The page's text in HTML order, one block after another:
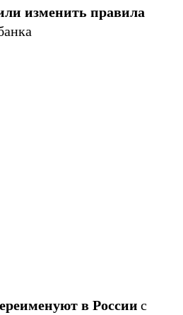
изменить правила
в России с